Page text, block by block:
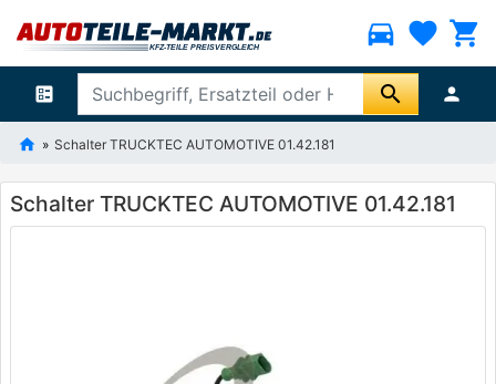
directions_car favorite shopping_cart
ballot search person
Schalter TRUCKTEC AUTOMOTIVE 01.42.181
Schalter TRUCKTEC AUTOMOTIVE 01.42.181